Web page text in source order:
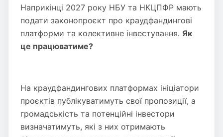
Наприкінці 2027 року НБУ та НКЦПФР мають
подати законопроєкт про краудфандингові
платформи та колективне інвестування. Як
це працюватиме?
На краудфандингових платформах ініціатори
проєктів публікуватимуть свої пропозиції, а
громадськість та потенційні інвестори
визначатимуть, які з них отримають